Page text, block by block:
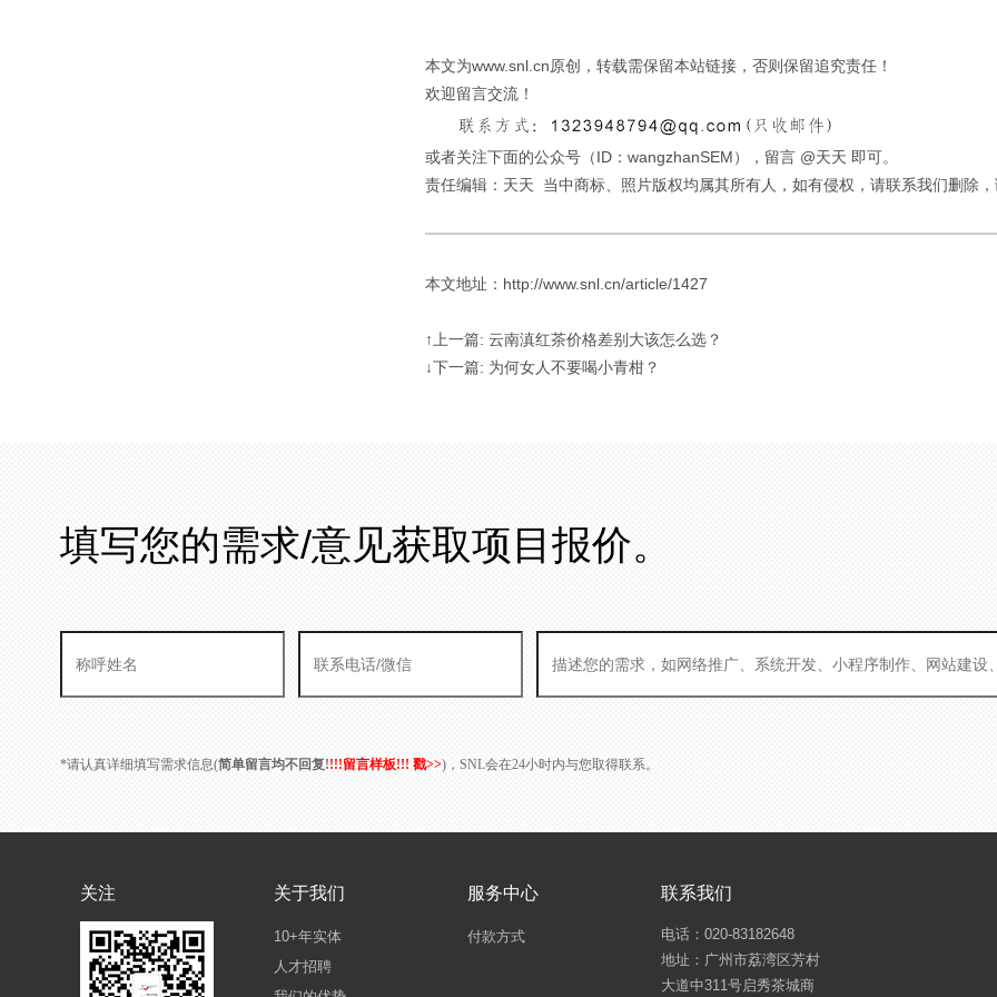
本文为www.snl.cn原创，转载需保留本站链接，否则保留追究责任！
欢迎留言交流！
或者关注下面的公众号（ID：wangzhanSEM），留言 @天天 即可。
责任编辑：天天 当中商标、照片版权均属其所有人，如有侵权，请联系我们删除
本文地址：http://www.snl.cn/article/1427
↑上一篇: 云南滇红茶价格差别大该怎么选？
↓下一篇: 为何女人不要喝小青柑？
填写您的需求/意见获取项目报价。
*请认真详细填写需求信息(简单留言均不回复!!!!留言样板!!! 戳>>)，SNL会在24小时内与您取得联系。
关注 关于我们
10+年实体
人才招聘
服务中心
付款方式
联系我们
电话：020-83182648
地址：广州市荔湾区芳村
大道中311号启秀茶城商